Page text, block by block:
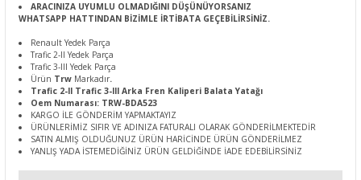
ARACINIZA UYUMLU OLMADIĞINI DÜŞÜNÜYORSANIZ
WHATSAPP HATTINDAN BİZİMLE İRTİBATA GEÇEBİLİRSİNİZ.
Renault Yedek Parça
Trafic 2-II Yedek Parça
Trafic 3-III Yedek Parça
Ürün Trw Markadır.
Trafic 2-II Trafic 3-III Arka Fren Kaliperi Balata Yatağı
Oem Numarası: TRW-BDA523
KARGO İLE GÖNDERİM YAPMAKTAYIZ
ÜRÜNLERİMİZ SIFIR VE ADINIZA FATURALI OLARAK GÖNDERİLMEKTEDİR
SATIN ALMIŞ OLDUĞUNUZ ÜRÜN HARİCİNDE ÜRÜN GÖNDERİLMEZ
YANLIŞ YADA İSTEMEDİĞİNİZ ÜRÜN GELDİĞİNDE İADE EDEBİLİRSİNİZ